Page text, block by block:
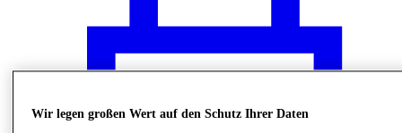
Wir legen großen Wert auf den Schutz Ihrer Daten